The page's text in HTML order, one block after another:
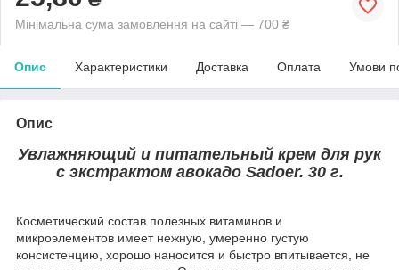
Мінімальна сума замовлення на сайті — 700 ₴
Опис Характеристики Доставка Оплата Умови
Опис
Увлажняющий и питательный крем для рук
с экстрактом авокадо Sadoer. 30 г.
Косметический состав полезных витаминов и
микроэлементов имеет нежную, умеренно густую
консистенцию, хорошо наносится и быстро впитывается, не